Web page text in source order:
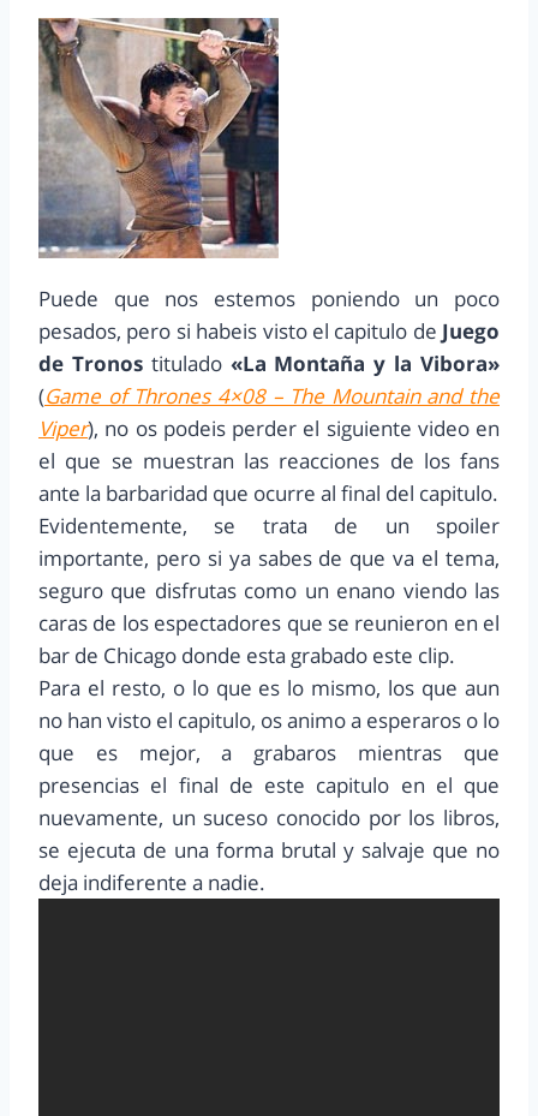
Puede que nos estemos poniendo un poco
pesados, pero si habeis visto el capitulo de Juego
de Tronostitulado «La Montaña y la Vibora»
(Game of Thrones 4×08 – The Mountain and the
Viper), no os podeis perder el siguiente video en
el que se muestran las reacciones de los fans
ante la barbaridad que ocurre al final del capitulo.
Evidentemente, se trata de un spoiler
importante, pero si ya sabes de que va el tema,
seguro que disfrutas como un enano viendo las
caras de los espectadores que se reunieron en el
bar de Chicago donde esta grabado este clip.
Para el resto, o lo que es lo mismo, los que aun
no han visto el capitulo, os animo a esperaros o lo
que es mejor, a grabaros mientras que
presencias el final de este capitulo en el que
nuevamente, un suceso conocido por los libros,
se ejecuta de una forma brutal y salvaje que no
deja indiferente a nadie.